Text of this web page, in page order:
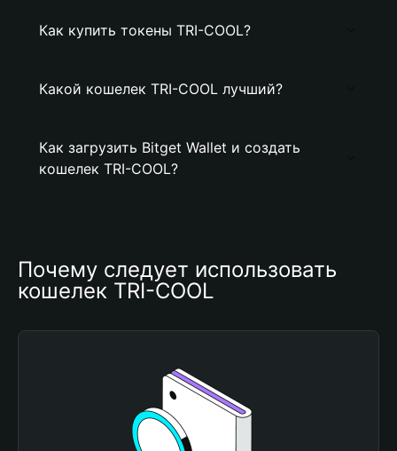
Как купить токены TRI-COOL?
Какой кошелек TRI-COOL лучший?
Как загрузить Bitget Wallet и создать
кошелек TRI-COOL?
Почему следует использовать
кошелек TRI-COOL